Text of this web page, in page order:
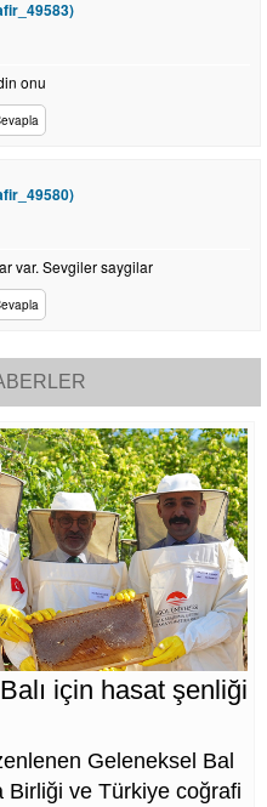
onu
var. Sevgiler saygilar
için hasat şenliği
Geleneksel Bal
Birliği ve Türkiye coğrafi